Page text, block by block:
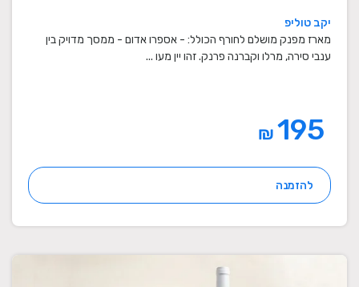
יקב טוליפ
מארז מפנק מושלם לחורף הכולל: - אספרו אדום - ממסך מדויק בין
ענבי סירה, מרלו וקברנה פרנק. זהו יין מעו ...
₪
להזמנה